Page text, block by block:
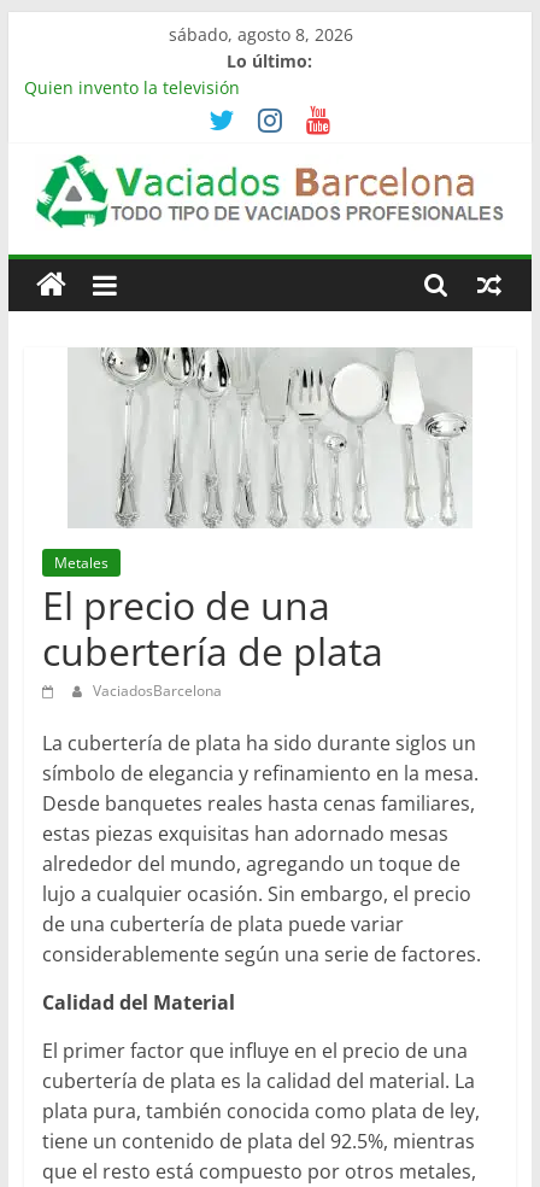
contenido
sábado, agosto 8, 2026
Lo último:
Quien invento la televisión
Limpieza de naves industriales en Barcelona | Retirada,
Vaciado de naves industriales en Rubí | Referencia
Vaciamos Masías
Vaciamos Masías: vaciado de pisos, locales, naves y
La televisión más cara del mundo
Vaciado
Pisos
Barcelona
Vaciados
en
Barcelona
Metales
El precio de una
cubertería de plata
VaciadosBarcelona
La cubertería de plata ha sido durante siglos un
símbolo de elegancia y refinamiento en la mesa.
Desde banquetes reales hasta cenas familiares,
estas piezas exquisitas han adornado mesas
alrededor del mundo, agregando un toque de
lujo a cualquier ocasión. Sin embargo, el precio
de una cubertería de plata puede variar
considerablemente según una serie de factores.
Calidad del Material
El primer factor que influye en el precio de una
cubertería de plata es la calidad del material. La
plata pura, también conocida como plata de ley,
tiene un contenido de plata del 92.5%, mientras
que el resto está compuesto por otros metales,